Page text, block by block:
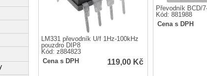
LM331 převodník U/f 1Hz-100kHz
pouzdro DIP8
Kód: z884823
Cena s DPH
119,00 Kč
Převodník BCD/
Kód: 881988
Cena s DPH